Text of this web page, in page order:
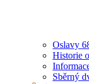
Oslavy
Historie
Sběrný